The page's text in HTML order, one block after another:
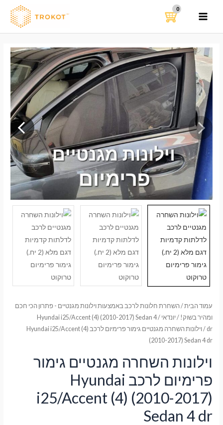
MAIN
עמוד הבית/השחרת חלונות לרכב באמצעות וילונות מגנטיים - פתרון הכי חכם
ומהיר בשוק! /יונדאי /
Hyundai i25/Accent (4) (2010-2017) Sedan 4
dr
/ וילונות השחרה מגנטיים גימור פרימיום לרכב Hyundai i25/Accent (4)
(2010-2017) Sedan 4 dr
וילונות השחרה מגנטיים גימור
פרימיום לרכב Hyundai
i25/Accent (4) (2010-2017)
Sedan 4 dr